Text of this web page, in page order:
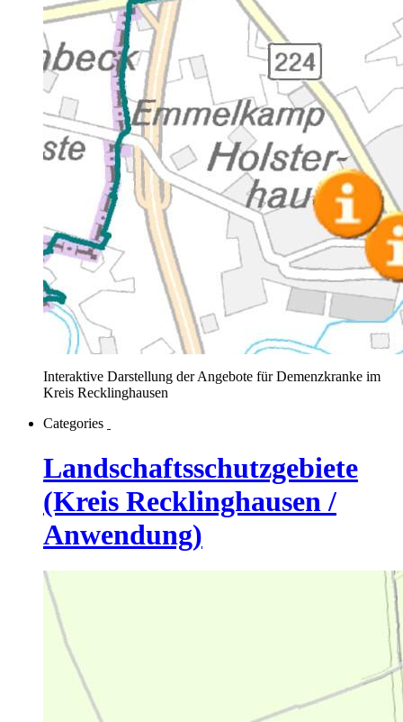
Interaktive Darstellung der Angebote für Demenzkranke im
Kreis Recklinghausen
Categories
Landschaftsschutzgebiete
(Kreis Recklinghausen /
Anwendung)